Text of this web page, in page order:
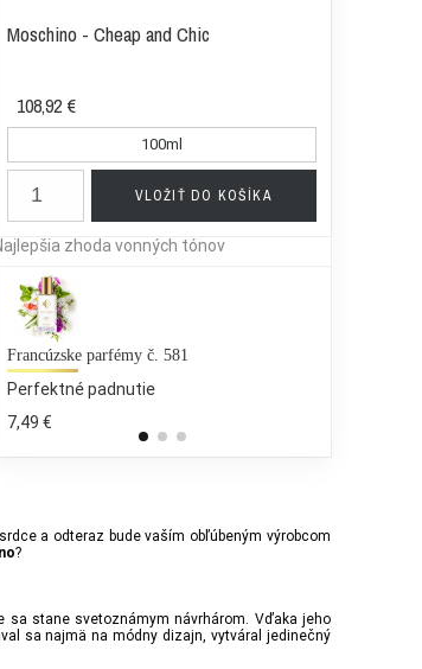
- Homme
% bežných vonných tónov
€
Lancome - La Nuit Tresor a la Folie
50 % bežných vonných tónov
157,21 €
Moschino - Cheap and Chic
108,92 €
100ml
VLOŽIŤ DO KOŠÍKA
zhoda vonných tónov
Francúzske parfémy č. 581
Perfektné padnutie
7,49 €
a odteraz bude vaším obľúbeným výrobcom
?
sa stane svetoznámym návrhárom. Vďaka jeho
sa najmä na módny dizajn, vytváral jedinečný